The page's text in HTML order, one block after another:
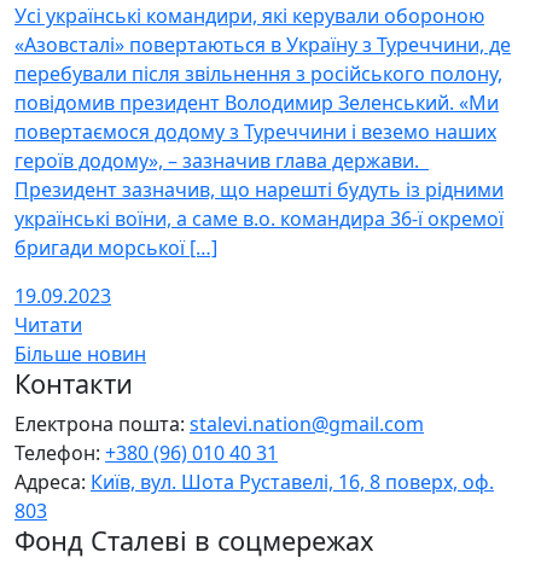
Усі українські командири, які керували обороною
«Азовсталі» повертаються в Україну з Туреччини, де
перебували після звільнення з російського полону,
повідомив президент Володимир Зеленський. «Ми
повертаємося додому з Туреччини і веземо наших
героїв додому», – зазначив глава держави.
Президент зазначив, що нарешті будуть із рідними
українські воїни, а саме в.о. командира 36-ї окремої
бригади морської […]
19.09.2023
Читати
Більше новин
Контакти
Електрона пошта: stalevi.nation@gmail.com
Телефон: +380 (96) 010 40 31
Адреса: Київ, вул. Шота Руставелі, 16, 8 поверх, оф.
803
Фонд Сталеві в соцмережах